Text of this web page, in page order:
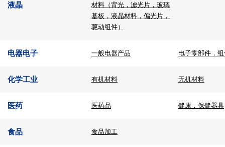
液晶
材料（背光，滤光片，玻璃
基板，液晶材料，偏光片，
驱动组件）
电器电子 一般电器产品 电子零部件，
化学工业 有机材料 无机材料
医药 医药品 健康，保健器具
食品 食品加工